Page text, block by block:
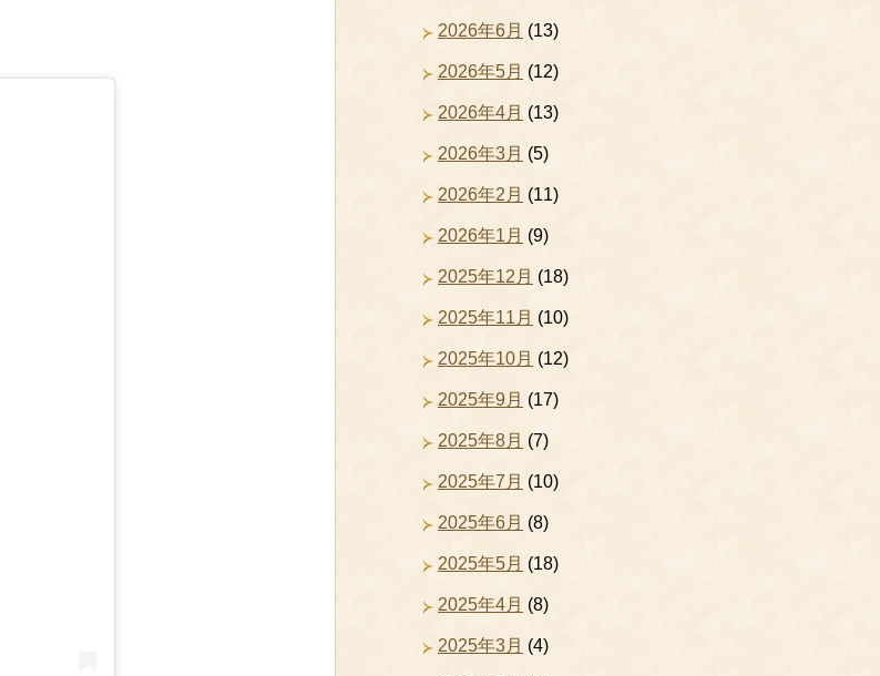
2026年6月 (13)
2026年5月 (12)
2026年4月 (13)
2026年3月 (5)
2026年2月 (11)
2026年1月 (9)
2025年12月 (18)
2025年11月 (10)
2025年10月 (12)
2025年9月 (17)
2025年8月 (7)
2025年7月 (10)
2025年6月 (8)
2025年5月 (18)
2025年4月 (8)
2025年3月 (4)